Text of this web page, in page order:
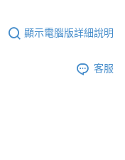
顯示電腦版詳細說明
客服